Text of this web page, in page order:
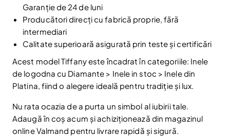
Fii la curent cu noutățile și promoțiile abonându-te
la newsletter-ul nostru.
Abonare
Am citit și sunt de acord cu Politica de confidentialitate
Nu mai afișa.
Garanție de 24 de luni
Producători direcți cu fabrică proprie, fără
intermediari
Calitate superioară asigurată prin teste și certificări
Acest model Tiffany este încadrat în categoriile: Inele
de logodna cu Diamante > Inele in stoc > Inele din
Platina, fiind o alegere ideală pentru tradiție și lux.
Nu rata ocazia de a purta un simbol al iubirii tale.
Adaugă în coș acum și achiziționează din magazinul
online Valmand pentru livrare rapidă și sigură.